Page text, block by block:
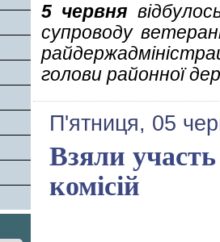
5 червня
супроводу
голови районної
П'ятниця, 05
Взяли участь
комісій